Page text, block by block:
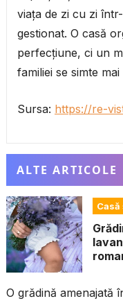
viața de zi cu zi
gestionat. O casă
perfecțiune, ci un
familiei se simte
Sursa: https://re-
ALTE ARTICOLE
Casă
O grădină amenajată